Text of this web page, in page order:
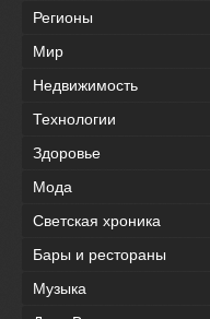
Регионы
Мир
Недвижимость
Технологии
Здоровье
Мода
Светская хроника
Бары и рестораны
Музыка